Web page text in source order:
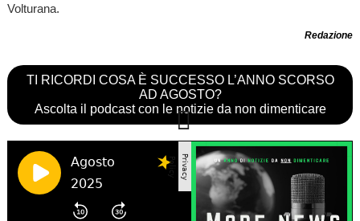
Volturana.
Redazione
TI RICORDI COSA È SUCCESSO L’ANNO SCORSO
AD AGOSTO?
Ascolta il podcast con le notizie da non dimenticare